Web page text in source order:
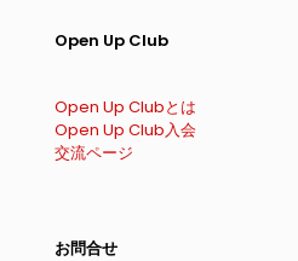
Open Up Club
Open Up Clubとは
Open Up Club入会
交流ページ
お問合せ